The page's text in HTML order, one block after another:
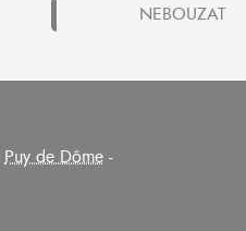
NEBOUZAT
Puy de Dôme -